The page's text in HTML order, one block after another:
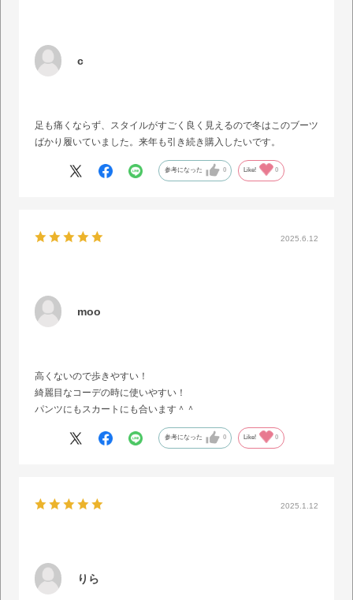
c
足も痛くならず、スタイルがすごく良く見えるので冬はこのブーツ
ばかり履いていました。来年も引き続き購入したいです。
参考になった 0 Like! 0
2025.6.12
moo
高くないので歩きやすい！
綺麗目なコーデの時に使いやすい！
パンツにもスカートにも合います＾＾
参考になった 0 Like! 0
2025.1.12
りら